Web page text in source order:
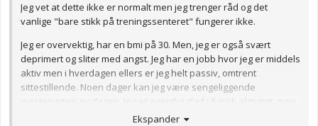
Jeg vet at dette ikke er normalt men jeg trenger råd og det
vanlige "bare stikk på treningssenteret" fungerer ikke.
Jeg er overvektig, har en bmi på 30. Men, jeg er også svært
deprimert og sliter med angst. Jeg har en jobb hvor jeg er middels
aktiv men i hverdagen ellers er jeg helt passiv, omtrent
sittestillende. Noen dager kan jeg være sengeliggende
mesteparten av dagen. Jeg er egentlig glad i fysisk aktivitet, men
energien strekker ikke til og jeg kommer meg liksom aldri i gang.
Ekspander